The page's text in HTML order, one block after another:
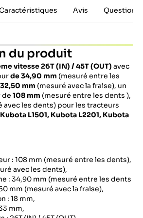
Avis Questions
du produit
vitesse 26T (IN) / 45T (OUT) avec
de 34,90 mm (mesuré entre les
32,50 mm (mesuré avec la fraise), un
de 108 mm (mesuré entre les dents ),
avec les dents) pour les tracteurs
Kubota L1501, Kubota L2201, Kubota
: 108 mm (mesuré entre les dents),
avec les dents),
: 34,90 mm (mesuré entre les dents
mm (mesuré avec la fraise),
: 18 mm,
mm,